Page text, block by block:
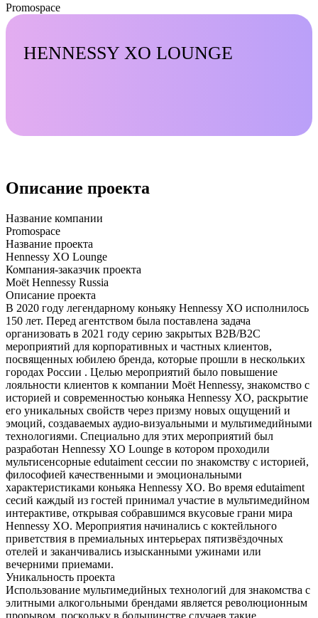
Promospace
HENNESSY XO LOUNGE
Описание проекта
Название компании
Promospace
Название проекта
Hennessy XO Lounge
Компания-заказчик проекта
Moёt Hennessy Russia
Описание проекта
В 2020 году легендарному коньяку Hennessy XO исполнилось
150 лет. Перед агентством была поставлена задача
организовать в 2021 году серию закрытых B2B/B2C
мероприятий для корпоративных и частных клиентов,
посвященных юбилею бренда, которые прошли в нескольких
городах России . Целью мероприятий было повышение
лояльности клиентов к компании Moёt Hennessy, знакомство с
историей и современностью коньяка Hennessy XO, раскрытие
его уникальных свойств через призму новых ощущений и
эмоций, создаваемых аудио-визуальными и мультимедийными
технологиями. Специально для этих мероприятий был
разработан Hennessy XO Lounge в котором проходили
мультисенсорные edutaiment сессии по знакомству с историей,
философией качественными и эмоциональными
характеристиками коньяка Hennessy XO. Во время edutaiment
сесий каждый из гостей принимал участие в мультимедийном
интерактиве, открывая собравшимся вкусовые грани мира
Hennessy XO. Мероприятия начинались с коктейльного
приветствия в премиальных интерьерах пятизвёздочных
отелей и заканчивались изысканными ужинами или
вечерними приемами.
Уникальность проекта
Использование мультимедийных технологий для знакомства с
элитными алкогольными брендами является революционным
прорывом, поскольку в большинстве случаев такие